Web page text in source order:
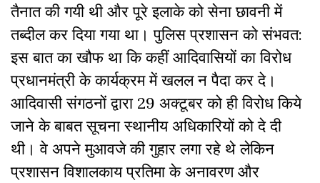
तैनात की गयी थी और पूरे इलाके को सेना छावनी में
तब्दील कर दिया गया था। पुलिस प्रशासन को संभवत:
इस बात का खौफ था कि कहीं आदिवासियों का विरोध
प्रधानमंत्री के कार्यक्रम में खलल न पैदा कर दे।
आदिवासी संगठनों द्वारा 29 अक्टूबर को ही विरोध किये
जाने के बाबत सूचना स्थानीय अधिकारियों को दे दी
थी। वे अपने मुआवजे की गुहार लगा रहे थे लेकिन
प्रशासन विशालकाय प्रतिमा के अनावरण और